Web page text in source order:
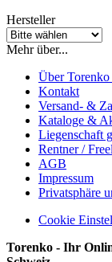
Hersteller
Mehr über...
Über
Kontakt
Versand- &
Kataloge &
Liegenschaft
Rentner /
AGB
Impressum
Privatsphäre
Cookie
Torenko - Ihr